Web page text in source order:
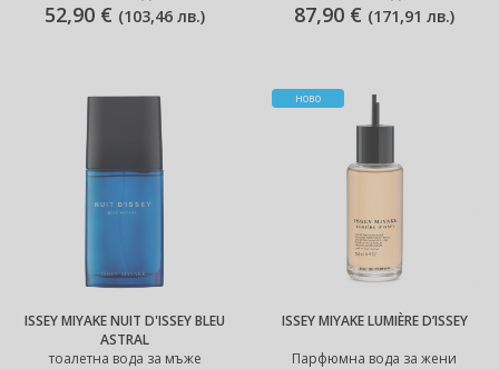
52,90 € (103,46 лв.) 87,90 € (171,91 лв.)
ISSEY MIYAKE NUIT D'ISSEY BLEU
ASTRAL
тоалетна вода за мъже
ISSEY MIYAKE LUMIÈRE D’ISSEY
Парфюмна вода за жени
НОВО